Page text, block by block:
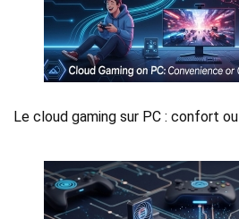
Le cloud gaming sur PC : confort